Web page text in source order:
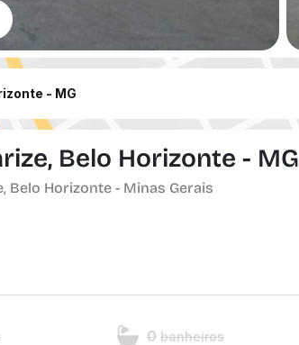
- MG
Belo Horizonte - MG
Belo Horizonte - Minas Gerais
0 banheiros